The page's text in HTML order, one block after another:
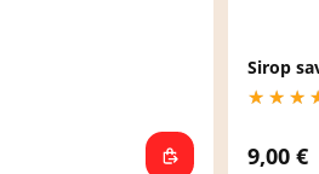
Sirop
9,00 €